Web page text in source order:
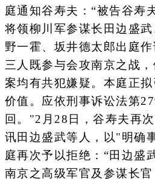
庭通知谷寿夫：“被告谷寿
将领柳川军参谋长田边盛
野一霍、坂井德太郎出庭
三人既参与会攻南京之战
案均有共犯嫌疑。本庭正
价值。应依刑事诉讼法第
回。"2月28日，谷寿夫再
讯田边盛武等人，以"明确
庭再次予以拒绝：“田边盛
南京之高级军官及参谋长